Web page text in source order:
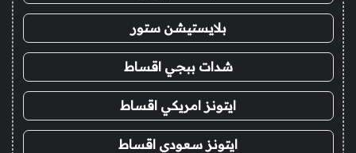
بلايستيشن ستور
شدات ببجي اقساط
ايتونز امريكي اقساط
ايتونز سعودي اقساط